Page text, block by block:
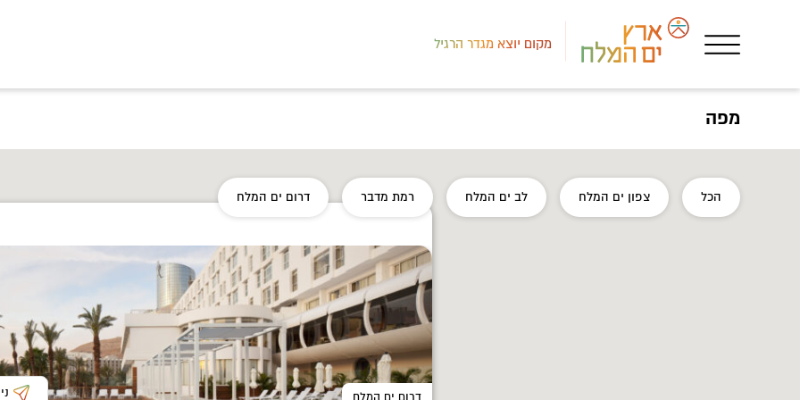
מקום יוצא מגדר הרגיל
מפה
הכל צפון ים המלח לב ים המלח רמת מדבר דרום ים המלח